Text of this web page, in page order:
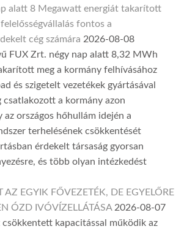
alatt 8 Megawatt energiát takarított
fontos a
cég számára 2026-08-08
FUX Zrt. négy nap alatt 8,32 MWh
meg a kormány felhívásához
és szigetelt vezetékek gyártásával
csatlakozott a kormány azon
az országos hőhullám idején a
terhelésének csökkentését
érdekelt társaság gyorsan
és több olyan intézkedést
AZ EGYIK FŐVEZETÉK, DE EGYELŐRE
ÓZD IVÓVÍZELLÁTÁSA 2026-08-07
kapacitással működik az